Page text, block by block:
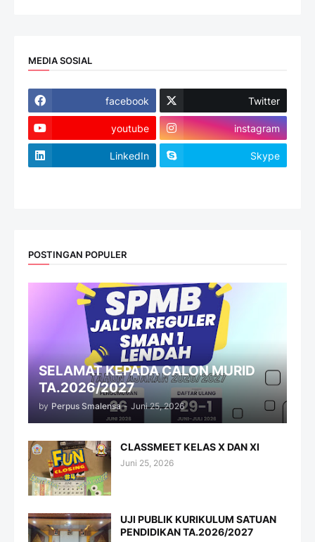
MEDIA SOSIAL
facebook Twitter
youtube instagram
LinkedIn Skype
POSTINGAN POPULER
SELAMAT KEPADA CALON MURID
TA.2026/2027
by Perpus Smalensa - Juni 25, 2026
CLASSMEET KELAS X DAN XI
Juni 25, 2026
UJI PUBLIK KURIKULUM SATUAN
PENDIDIKAN TA.2026/2027